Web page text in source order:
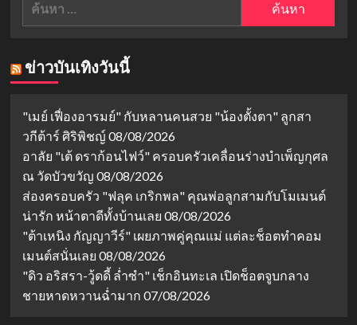
ข่าวบันเทิงวันนี้
"เมย์ เฟื่องอารมย์" กับหลานคนสวย "น้องตั้งตา" ลูกสา
วกีต้าร์ ศิริพิชญ์ 08/08/2026
อาลัย "เต้ ดราก้อนไฟว์" ครอบครัวเคลื่อนร่างบำเพ็ญกุศล
ณ วัดบัวขวัญ 08/08/2026
ส่องครอบครัว "ฟลุค เกริกพล" คุณพ่อลูกสามกับโมเมนต์
น่ารัก หน้าตาดีทั้งบ้านเลย 08/08/2026
"ต้าเหนิง กัญญาวีร์" เผยภาพคู่คุณแม่ แต่ละช็อตทำคอม
เมนต์สนั่นเลย 08/08/2026
"ดิว อริสรา-วู้ดดี้ ล่ำซำ" เช็กอินทะเล เปิดช็อตจูบกลาง
ชายหาดหวานฉ่ำมาก 07/08/2026